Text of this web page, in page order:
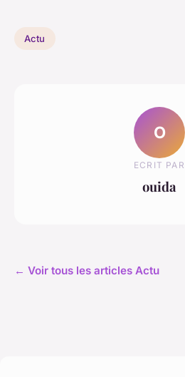
Actu
O
ECRIT PAR
ouida
← Voir tous les articles Actu